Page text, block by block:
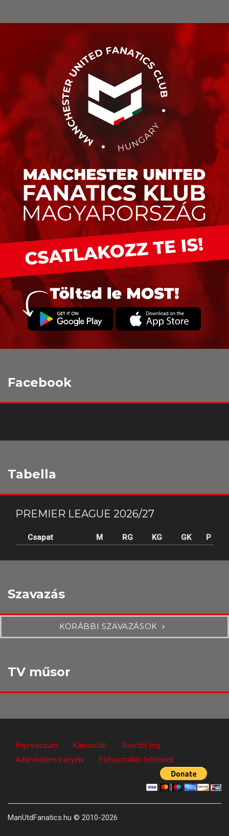
Facebook
Tabella
PREMIER LEAGUE 2026/27
Csapat M RG KG GK P
Szavazás
KORÁBBI SZAVAZÁSOK
TV műsor
Impresszum Kapcsolat
Szerzői jog
Adatvédelmi irányelv
Felhasználói feltételek
ManUtdFanatics.hu © 2010-2026